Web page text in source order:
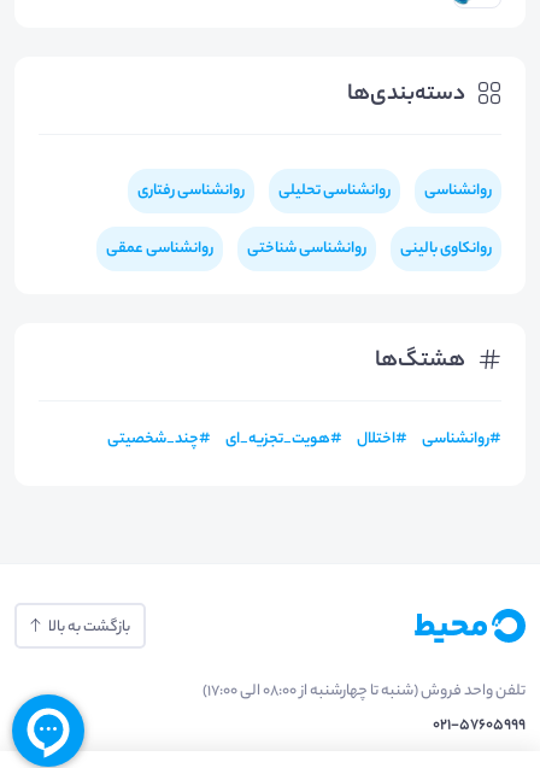
دسته‌بندی‌ها
روانشناسی روانشناسی تحلیلی روانشناسی رفتاری
روانکاوی بالینی روانشناسی شناختی روانشناسی عمقی
هشتگ‌ها
#روانشناسی #اختلال #هویت_تجزیه_ای #چند_شخصیتی
بازگشت به بالا
تلفن واحد فروش (شنبه تا چهارشنبه از 08:00 الی 17:00)
021-57605999